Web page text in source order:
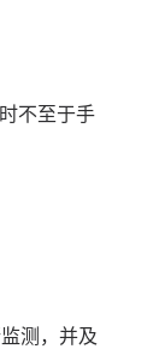
不至于手
测，并及